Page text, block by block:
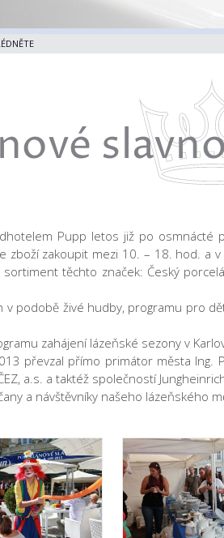
Pupp letos již po
zboží zakoupit mezi 10. – 18. hod.
těchto značek: Český
podobě živé hudby, programu pro
zahájení lázeňské sezony v
převzal přímo primátor města
a.s. a taktéž společností
a návštěvníky našeho lázeňského